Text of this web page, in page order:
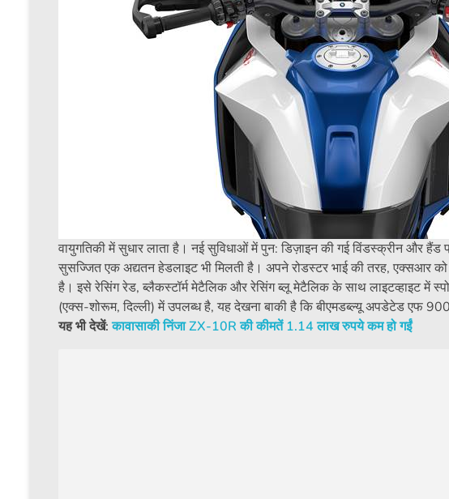
वायुगतिकी में सुधार लाता है। नई सुविधाओं में पुन: डिज़ाइन की गई विंडस्क्रीन और
सुसज्जित एक अद्यतन हेडलाइट भी मिलती है। अपने रोडस्टर भाई की तरह, एक्सआर
है। इसे रेसिंग रेड, ब्लैकस्टॉर्म मेटैलिक और रेसिंग ब्लू मेटैलिक के साथ लाइटव्हाइट में
(एक्स-शोरूम, दिल्ली) में उपलब्ध है, यह देखना बाकी है कि बीएमडब्ल्यू अपडेटेड एफ
यह भी देखें:कावासाकी निंजा ZX-10R की कीमतें 1.14 लाख रुपये कम हो गईं